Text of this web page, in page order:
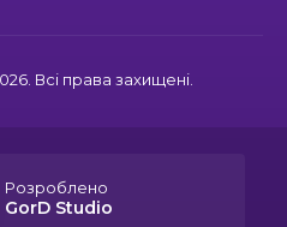
заради дітей: у
сучасний творчий
на цифрі 24
Всі права захищені.
Розроблено
GorD Studio